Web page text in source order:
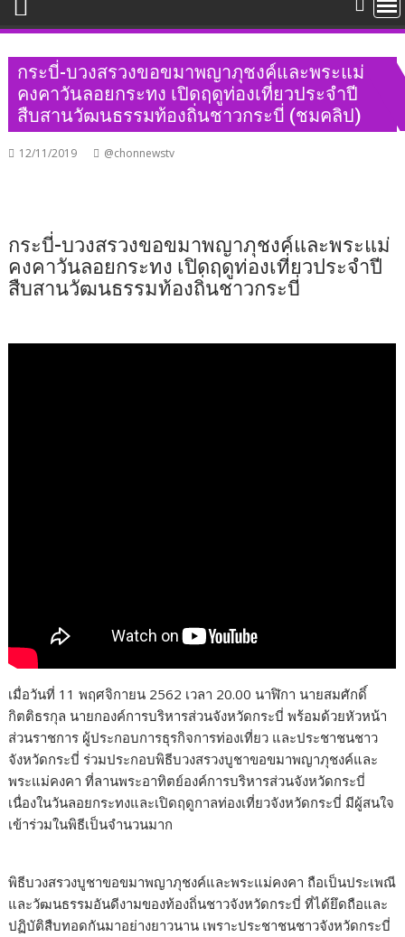
กระบี่-บวงสรวงขอขมาพญาภุชงค์และพระแม่
คงคาวันลอยกระทง เปิดฤดูท่องเที่ยวประจำปี
สืบสานวัฒนธรรมท้องถิ่นชาวกระบี่ (ชมคลิป)
12/11/2019 @chonnewstv
กระบี่-บวงสรวงขอขมาพญาภุชงค์และพระแม่
คงคาวันลอยกระทง เปิดฤดูท่องเที่ยวประจำปี
สืบสานวัฒนธรรมท้องถิ่นชาวกระบี่
เมื่อวันที่ 11 พฤศจิกายน 2562 เวลา 20.00 นาฬิกา นายสมศักดิ์
กิตติธรกุล นายกองค์การบริหารส่วนจังหวัดกระบี่ พร้อมด้วยหัวหน้า
ส่วนราชการ ผู้ประกอบการธุรกิจการท่องเที่ยว และประชาชนชาว
จังหวัดกระบี่ ร่วมประกอบพิธีบวงสรวงบูชาขอขมาพญาภุชงค์และ
พระแม่คงคา ที่ลานพระอาทิตย์องค์การบริหารส่วนจังหวัดกระบี่
เนื่องในวันลอยกระทงและเปิดฤดูกาลท่องเที่ยวจังหวัดกระบี่ มีผู้สนใจ
เข้าร่วมในพิธีเป็นจำนวนมาก
พิธีบวงสรวงบูชาขอขมาพญาภุชงค์และพระแม่คงคา ถือเป็นประเพณี
และวัฒนธรรมอันดีงามของท้องถิ่นชาวจังหวัดกระบี่ ที่ได้ยึดถือและ
ปฏิบัติสืบทอดกันมาอย่างยาวนาน เพราะประชาชนชาวจังหวัดกระบี่